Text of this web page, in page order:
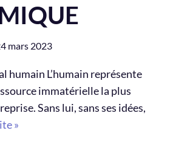
mars 2023
humain L’humain représente
immatérielle la plus
Sans lui, sans ses idées,
»